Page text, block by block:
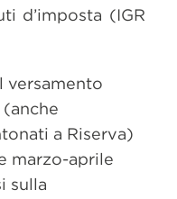
d’imposta (IGR
versamento
a Riserva)
marzo-aprile
sulla